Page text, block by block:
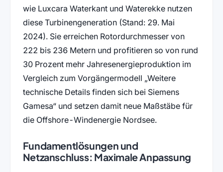
wie Luxcara Waterkant und Waterekke nutzen
diese Turbinengeneration (Stand: 29. Mai
2024). Sie erreichen Rotordurchmesser von
222 bis 236 Metern und profitieren so von rund
30 Prozent mehr Jahresenergieproduktion im
Vergleich zum Vorgängermodell Weitere
technische Details finden sich bei Siemens
Gamesa und setzen damit neue Maßstäbe für
die Offshore-Windenergie Nordsee.
Fundamentlösungen und
Netzanschluss: Maximale Anpassung